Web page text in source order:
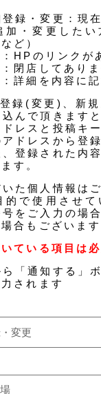
登録・変更：現
加・変更した
ど）
HPのリンクが
閉店してありま
詳細を内容に
録(変更)、新
んで頂きます
レスと投稿キ
ドレスから登
登録された内
す。
た個人情報は
的で使用させて
をご入力の場
合もございます
ている項目は
「通知する」
されます